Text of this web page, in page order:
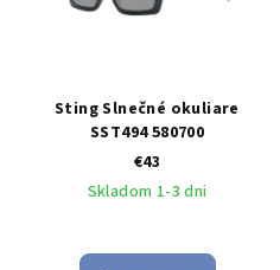
Sting Slnečné okuliare
SST494 580700
€43
Skladom 1-3 dni